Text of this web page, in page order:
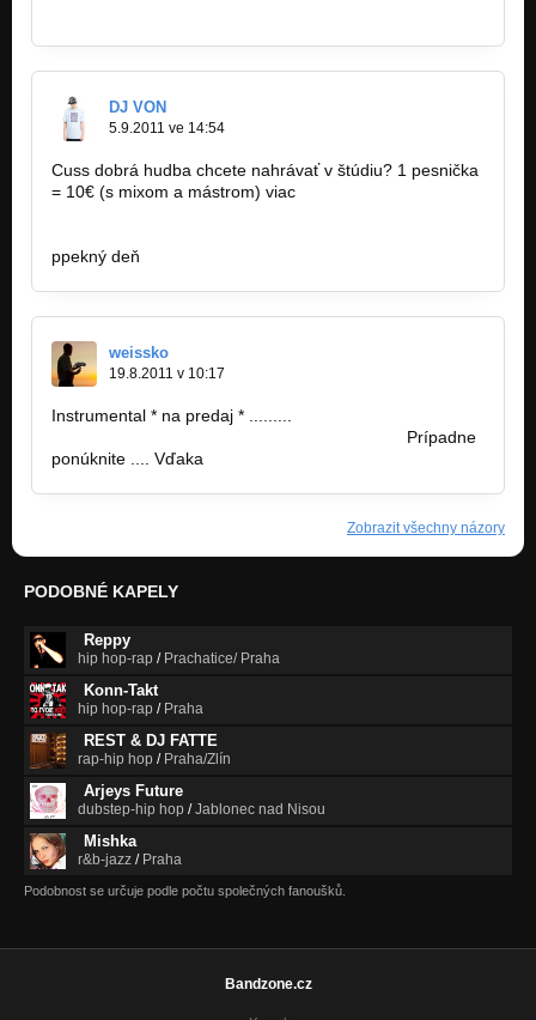
DJ VON
5.9.2011 ve 14:54
Cuss dobrá hudba chcete nahrávať v štúdiu? 1 pesnička
= 10€ (s mixom a mástrom) viac
ppekný deň
weissko
19.8.2011 v 10:17
Instrumental * na predaj * .........
Prípadne
ponúknite .... Vďaka
Zobrazit všechny názory
PODOBNÉ KAPELY
Reppy
hip hop-rap / Prachatice/ Praha
Konn-Takt
hip hop-rap / Praha
REST & DJ FATTE
rap-hip hop / Praha/Zlín
Arjeys Future
dubstep-hip hop /Jablonec nad Nisou
Mishka
r&b-jazz / Praha
Podobnost se určuje podle počtu společných fanoušků.
Bandzone.cz